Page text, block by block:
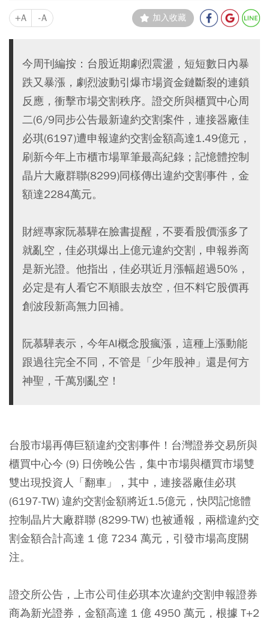
+A -A 加入收藏
今周刊編按：台股近期劇烈震盪，短短數日內暴
跌又暴漲，劇烈波動引爆市場資金鏈斷裂的連鎖
反應，衝擊市場交割秩序。證交所與櫃買中心周
二(6/9同步公告最新違約交割案件，連接器廠佳
必琪(6197)遭申報違約交割金額高達1.49億元，
刷新今年上市櫃市場單筆最高紀錄；記憶體控制
晶片大廠群聯(8299)同樣傳出違約交割事件，金
額達2284萬元。
財經專家阮慕驊在臉書提醒，不要看股價漲多了
就亂空，佳必琪爆出上億元違約交割，申報券啇
是新光證。他指出，佳必琪近月漲幅超過50%，
必定是有人看它不順眼去放空，但不料它股價再
創波段新高無力回補。
阮慕驊表示，今年AI概念股瘋漲，這種上漲動能
跟過往完全不同，不管是「少年股神」還是何方
神聖，千萬別亂空！
台股市場再傳巨額違約交割事件！台灣證券交易所與
櫃買中心今 (9) 日傍晚公告，集中市場與櫃買市場雙
雙出現投資人「翻車」，其中，連接器廠佳必琪
(6197-TW) 違約交割金額將近1.5億元，快閃記憶體
控制晶片大廠群聯 (8299-TW) 也被通報，兩檔違約交
割金額合計高達 1 億 7234 萬元，引發市場高度關
注。
證交所公告，上市公司佳必琪本次違約交割申報證券
商為新光證券，金額高達 1 億 4950 萬元，根據 T+2